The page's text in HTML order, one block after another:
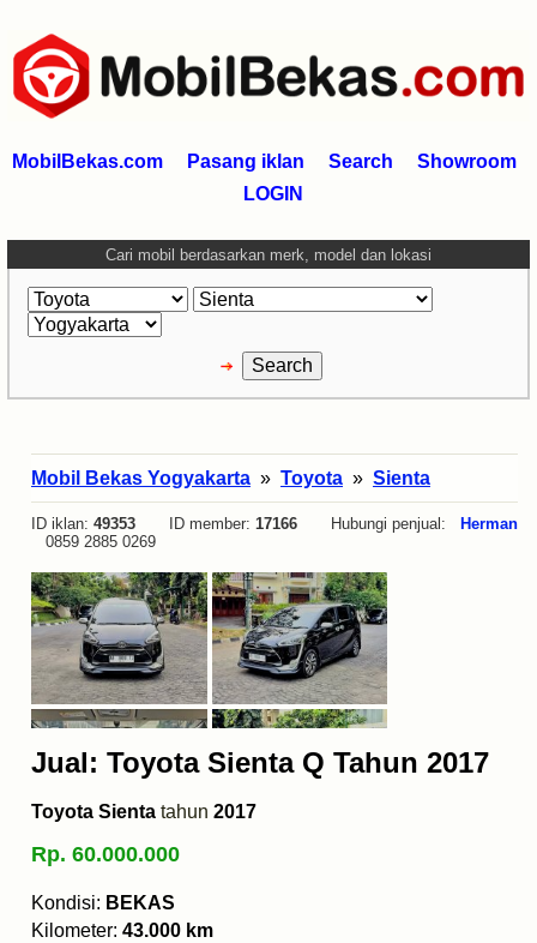
MobilBekas.com Pasang iklan Search
Showroom
LOGIN
Cari mobil berdasarkan merk, model dan lokasi
Mobil Bekas Yogyakarta » Toyota » Sienta
ID iklan: 49353 ID member: 17166 Hubungi penjual:
Herman
0859 2885 0269
Jual: Toyota Sienta Q Tahun 2017
Toyota Sienta tahun 2017
Rp. 60.000.000
Kondisi: BEKAS
Kilometer: 43.000 km